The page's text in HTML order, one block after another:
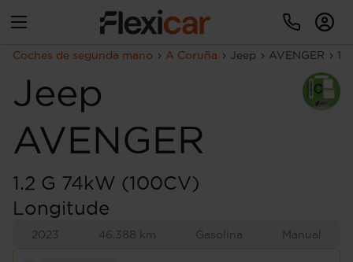
Coches de segunda mano A Coruña Jeep AVENGER
Jeep
AVENGER
1.2 G 74kW (100CV)
Longitude
2023 46.388 km Gasolina Manual